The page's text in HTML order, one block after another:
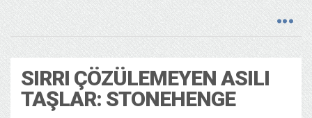
SIRRI ÇÖZÜLEMEYEN ASILI
TAŞLAR: STONEHENGE